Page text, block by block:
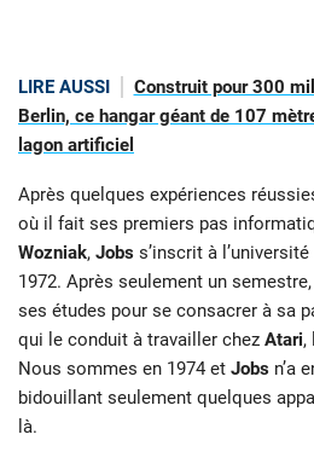
LIRE AUSSI
Construit pour 300
Berlin, ce hangar géant de 107
lagon artificiel
Après quelques expériences
où il fait ses premiers pas
Wozniak, Jobs s’inscrit à l’université
1972. Après seulement un
ses études pour se consacrer à sa
qui le conduit à travailler chez Atari,
Nous sommes en 1974 et Jobs n’a
bidouillant seulement quelques
là.